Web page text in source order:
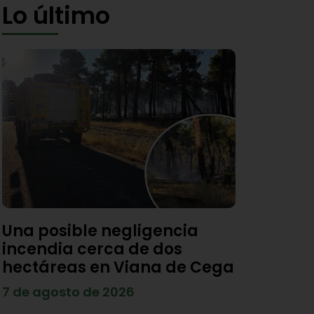
Lo último
Una posible negligencia
incendia cerca de dos
hectáreas en Viana de Cega
7 de agosto de 2026